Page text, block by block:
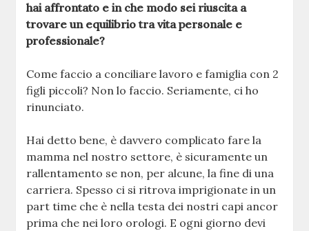
hai affrontato e in che modo sei riuscita a
trovare un equilibrio tra vita personale e
professionale?
Come faccio a conciliare lavoro e famiglia con 2
figli piccoli? Non lo faccio. Seriamente, ci ho
rinunciato.
Hai detto bene, è davvero complicato fare la
mamma nel nostro settore, è sicuramente un
rallentamento se non, per alcune, la fine di una
carriera. Spesso ci si ritrova imprigionate in un
part time che è nella testa dei nostri capi ancor
prima che nei loro orologi. E ogni giorno devi